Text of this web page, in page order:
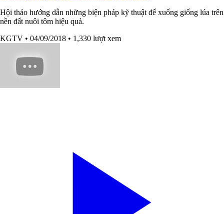
Hội thảo hướng dẫn những biện pháp kỹ thuật để xuống giống lúa trên
nền đất nuôi tôm hiệu quả.
KGTV • 04/09/2018 • 1,330 lượt xem